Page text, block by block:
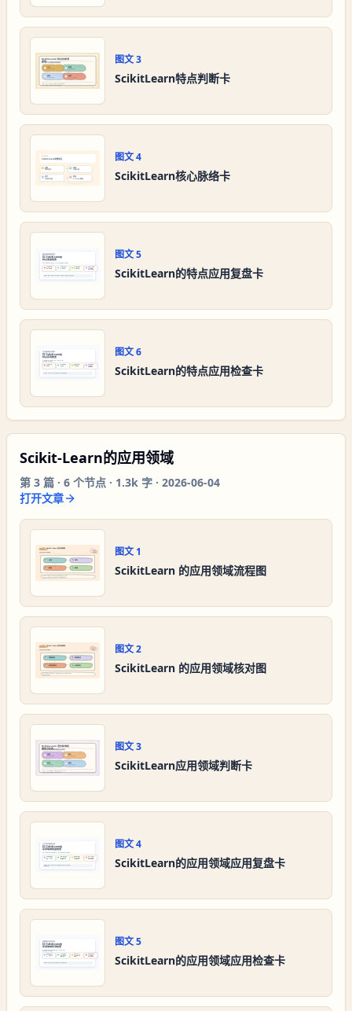
图文3
ScikitLearn特点判断卡
图文4
ScikitLearn核心脉络卡
图文5
ScikitLearn的特点应用复盘卡
图文6
ScikitLearn的特点应用检查卡
Scikit-Learn的应用领域
第 3 篇 · 6 个节点 · 1.3k 字 · 2026-06-04
打开文章
图文 1
ScikitLearn 的应用领域流程图
图文2
ScikitLearn 的应用领域核对图
图文3
ScikitLearn应用领域判断卡
图文4
ScikitLearn的应用领域应用复盘卡
图文5
ScikitLearn的应用领域应用检查卡